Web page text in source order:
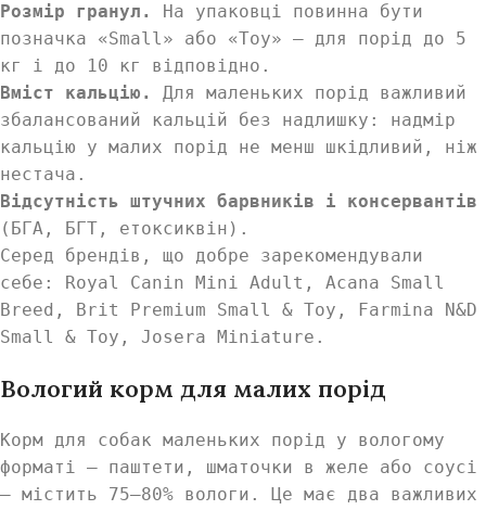
Розмір гранул.
На упаковці повинна бути
позначка «Small» або «Toy» — для порід до 5
кг і до 10 кг відповідно.
Вміст кальцію.
Для маленьких порід важливий
збалансований кальцій без надлишку: надмір
кальцію у малих порід не менш шкідливий, ніж
нестача.
Відсутність штучних барвників і консервантів
(БГА, БГТ, етоксиквін).
Серед брендів, що добре зарекомендували
себе: Royal Canin Mini Adult, Acana Small
Breed, Brit Premium Small & Toy, Farmina N&D
Small & Toy, Josera Miniature.
Вологий корм для малих порід
Корм для собак маленьких порід у вологому
форматі — паштети, шматочки в желе або соусі
— містить 75–80% вологи. Це має два важливих